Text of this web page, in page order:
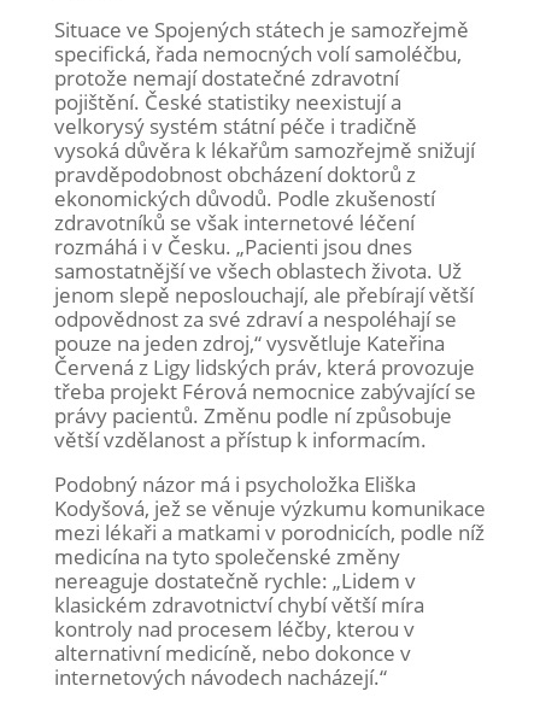
Situace ve Spojených státech je samozřejmě
specifická, řada nemocných volí samoléčbu,
protože nemají dostatečné zdravotní
pojištění. České statistiky neexistují a
velkorysý systém státní péče i tradičně
vysoká důvěra k lékařům samozřejmě snižují
pravděpodobnost obcházení doktorů z
ekonomických důvodů. Podle zkušeností
zdravotníků se však internetové léčení
rozmáhá i v Česku. „Pacienti jsou dnes
samostatnější ve všech oblastech života. Už
jenom slepě neposlouchají, ale přebírají větší
odpovědnost za své zdraví a nespoléhají se
pouze na jeden zdroj,“ vysvětluje Kateřina
Červená z Ligy lidských práv, která provozuje
třeba projekt Férová nemocnice zabývající se
právy pacientů. Změnu podle ní způsobuje
větší vzdělanost a přístup k informacím.
Podobný názor má i psycholožka Eliška
Kodyšová, jež se věnuje výzkumu komunikace
mezi lékaři a matkami v porodnicích, podle níž
medicína na tyto společenské změny
nereaguje dostatečně rychle: „Lidem v
klasickém zdravotnictví chybí větší míra
kontroly nad procesem léčby, kterou v
alternativní medicíně, nebo dokonce v
internetových návodech nacházejí.“